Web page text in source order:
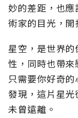
妙的差距，也
術家的目光，開
星空，是世界
性，同時也帶來
只需要你好奇
發現，這片星
未曾遠離。